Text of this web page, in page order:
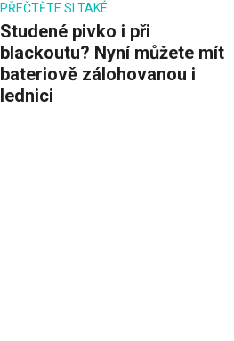
PŘEČTĚTE SI TAKÉ
Studené pivko i při
blackoutu? Nyní můžete mít
bateriově zálohovanou i
lednici